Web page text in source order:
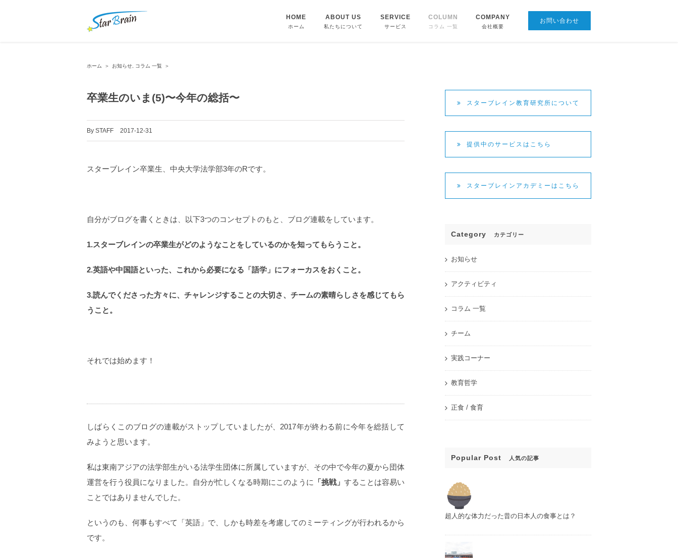
HOME
ホーム
ABOUT US
私たちについて
SERVICE
サービス
COLUMN
コラム 一覧
COMPANY
会社概要
CONTACT
お問い合わせ
ホーム ＞ お知らせ コラム 一覧 ＞
卒業生のいま(5)〜今年の総括〜
By STAFF 2017-12-31
スターブレイン卒業生、中央大学法学部3年のRです。
自分がブログを書くときは、以下3つのコンセプトのもと、ブログ連載をしています。
1.スターブレインの卒業生がどのようなことをしているのかを知ってもらうこと。
2.英語や中国語といった、これから必要になる「語学」にフォーカスをおくこと。
3.読んでくださった方々に、チャレンジすることの大切さ、チームの素晴らしさを感じてもら
うこと。
それでは始めます！
しばらくこのブログの連載がストップしていましたが、2017年が終わる前に今年を総括して
みようと思います。
私は東南アジアの法学部生がいる法学生団体に所属していますが、その中で今年の夏から団体
運営を行う役員になりました。自分が忙しくなる時期にこのように
「挑戦」 することは容易い
ことではありませんでした。
というのも、何事もすべて「英語」で、しかも時差を考慮してのミーティングが行われるから
です。
スターブレイン教育研究所について
提供中のサービスはこちら
スターブレインアカデミーはこちら
Category カテゴリー
お知らせ
アクティビティ
コラム 一覧
チーム
実践コーナー
教育哲学
正食 / 食育
Popular Post 人気の記事
超人的な体力だった昔の日本人の食事とは？